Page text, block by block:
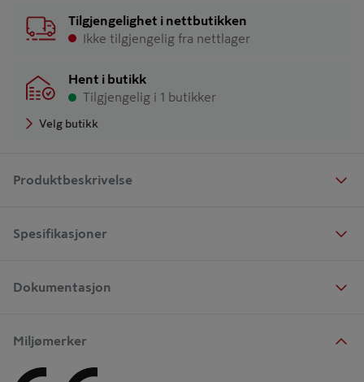
Tilgjengelighet i nettbutikken
Ikke tilgjengelig fra nettlager
Hent i butikk
Tilgjengelig i 1 butikker
Velg butikk
Produktbeskrivelse
Spesifikasjoner
Dokumentasjon
Miljømerker